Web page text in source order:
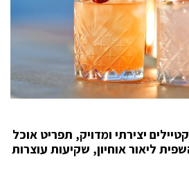
יצירתי ומדויק, תפריט אוכל
ליאור אוחיון, שקיעות עוצרות